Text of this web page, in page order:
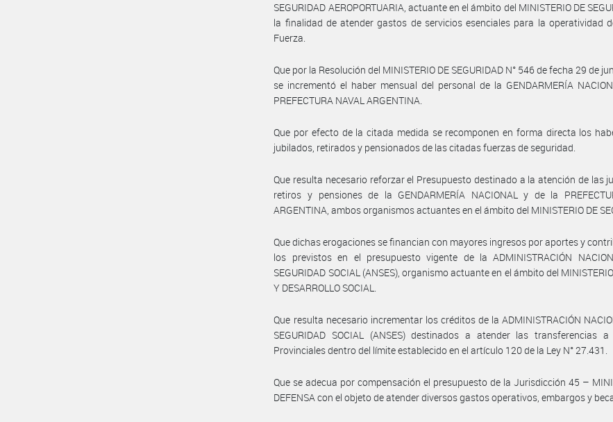
SEGURIDAD AEROPORTUARIA, actuante en el ámbito del MINISTERIO DE
la finalidad de atender gastos de servicios esenciales para la operatividad
Fuerza.
Que por la Resolución del MINISTERIO DE SEGURIDAD N° 546 de fecha 29 de
se incrementó el haber mensual del personal de la GENDARMERÍA
PREFECTURA NAVAL ARGENTINA.
Que por efecto de la citada medida se recomponen en forma directa los
jubilados, retirados y pensionados de las citadas fuerzas de seguridad.
Que resulta necesario reforzar el Presupuesto destinado a la atención de las
retiros y pensiones de la GENDARMERÍA NACIONAL y de la
ARGENTINA, ambos organismos actuantes en el ámbito del MINISTERIO DE
Que dichas erogaciones se financian con mayores ingresos por aportes y
los previstos en el presupuesto vigente de la ADMINISTRACIÓN
SEGURIDAD SOCIAL (ANSES), organismo actuante en el ámbito del
Y DESARROLLO SOCIAL.
Que resulta necesario incrementar los créditos de la ADMINISTRACIÓN
SEGURIDAD SOCIAL (ANSES) destinados a atender las transferencias a
Provinciales dentro del límite establecido en el artículo 120 de la Ley N° 27.431.
Que se adecua por compensación el presupuesto de la Jurisdicción 45 –
DEFENSA con el objeto de atender diversos gastos operativos, embargos y